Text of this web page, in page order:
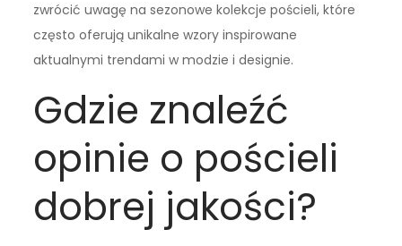
zwrócić uwagę na sezonowe kolekcje pościeli, które
często oferują unikalne wzory inspirowane
aktualnymi trendami w modzie i designie.
Gdzie znaleźć
opinie o pościeli
dobrej jakości?